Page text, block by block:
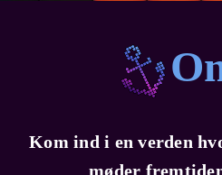
Kom ind i en verden
møder